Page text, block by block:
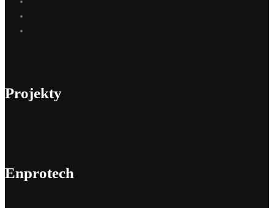
Projekty
Enprotech